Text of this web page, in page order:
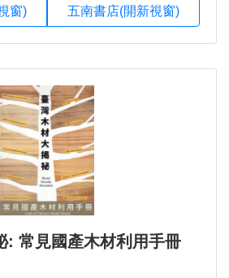
窗) 五南書店(開新視窗)
: 常見國產木材利用手冊